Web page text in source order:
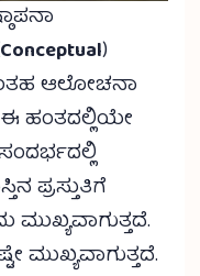
Conceptual)
ಆಲೋಚನಾ
ಈ ಹಂತದಲ್ಲಿಯೇ
ಪ್ರಸ್ತುತಿಗೆ
ಮುಖ್ಯವಾಗುತ್ತದೆ.
ಮುಖ್ಯವಾಗುತ್ತದೆ.